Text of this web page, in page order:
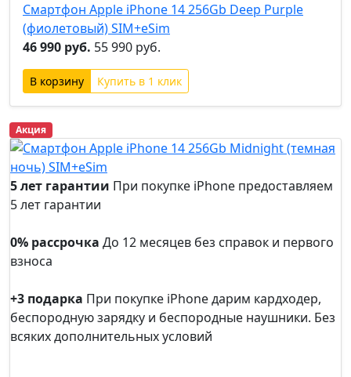
Смартфон Apple iPhone 14 256Gb Deep Purple
(фиолетовый) SIM+eSim
46 990 руб. 55 990 руб.
Купить в 1 клик
Акция
5 лет гарантии При покупке iPhone предоставляем
5 лет гарантии
0% рассрочка До 12 месяцев без справок и первого
взноса
+3 подарка При покупке iPhone дарим кардходер,
беспородную зарядку и беспородные наушники. Без
всяких дополнительных условий